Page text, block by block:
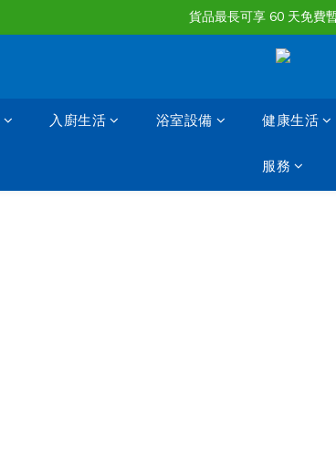
購物滿淨值HK $1500或以上 , 即可享一
貨品最長可享 60 天免費
購物滿淨值HK $1500或以上 , 即可享一
入廚生活 浴室設備 健康生活
服務